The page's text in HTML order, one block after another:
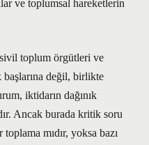
ve toplumsal hareketlerin
toplum örgütleri ve
başlarına değil, birlikte
iktidarın dağınık
Ancak burada kritik soru
mıdır, yoksa bazı